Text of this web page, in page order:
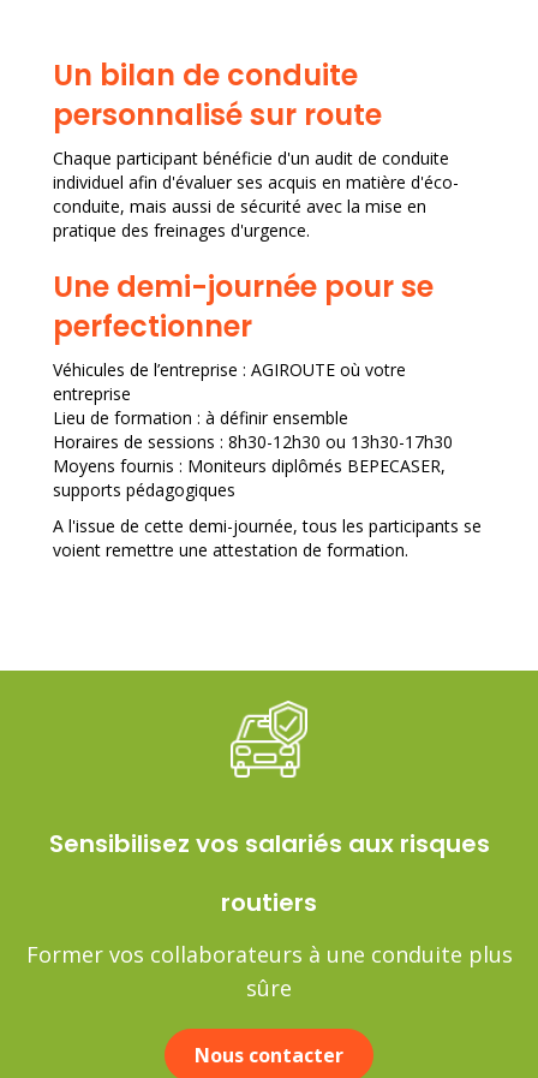
Un bilan de conduite
personnalisé sur route
Chaque participant bénéficie d'un audit de conduite
individuel afin d'évaluer ses acquis en matière d'éco-
conduite, mais aussi de sécurité avec la mise en
pratique des freinages d'urgence.
Une demi-journée pour se
perfectionner
Véhicules de l’entreprise : AGIROUTE où votre
entreprise
Lieu de formation : à définir ensemble
Horaires de sessions : 8h30-12h30 ou 13h30-17h30
Moyens fournis : Moniteurs diplômés BEPECASER,
supports pédagogiques
A l'issue de cette demi-journée, tous les participants se
voient remettre une attestation de formation.
Sensibilisez vos salariés aux risques
routiers
Former vos collaborateurs à une conduite plus
sûre
Nous contacter